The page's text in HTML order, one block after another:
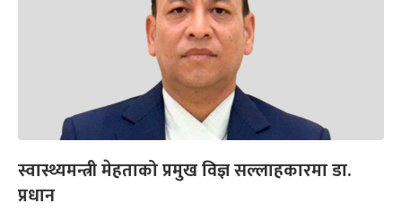
स्वास्थ्यमन्त्री मेहताको प्रमुख विज्ञ सल्लाहकारमा डा.
प्रधान